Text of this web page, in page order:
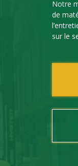
Notre
de
sur le